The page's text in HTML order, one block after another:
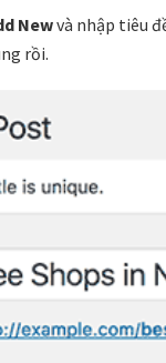
Newvà nhập tiêu
rồi.